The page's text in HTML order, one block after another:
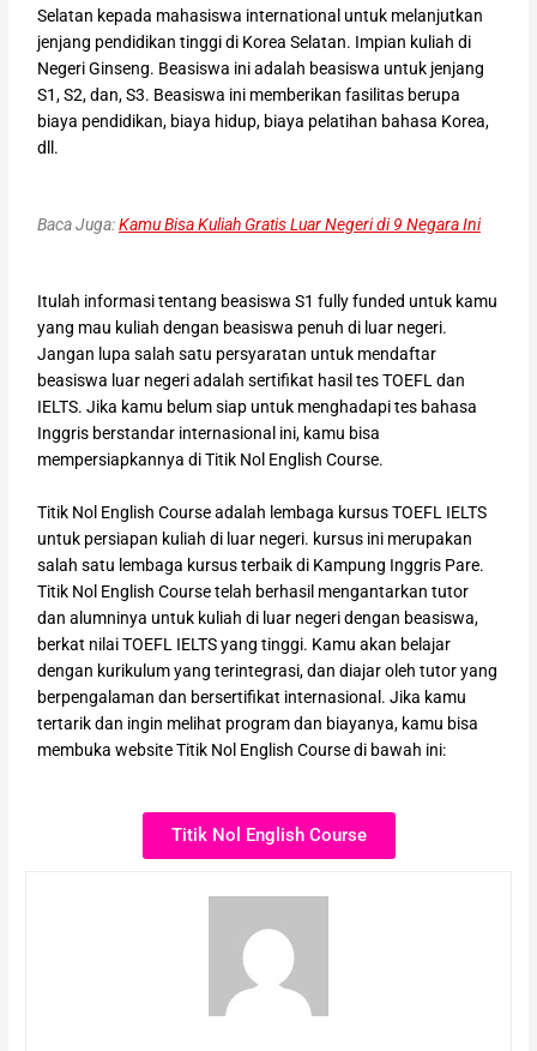
Selatan kepada mahasiswa international untuk melanjutkan
jenjang pendidikan tinggi di Korea Selatan. Impian kuliah di
Negeri Ginseng. Beasiswa ini adalah beasiswa untuk jenjang
S1, S2, dan, S3. Beasiswa ini memberikan fasilitas berupa
biaya pendidikan, biaya hidup, biaya pelatihan bahasa Korea,
dll.
Baca Juga:Kamu Bisa Kuliah Gratis Luar Negeri di 9 Negara Ini
Itulah informasi tentang beasiswa S1 fully funded untuk kamu
yang mau kuliah dengan beasiswa penuh di luar negeri.
Jangan lupa salah satu persyaratan untuk mendaftar
beasiswa luar negeri adalah sertifikat hasil tes TOEFL dan
IELTS. Jika kamu belum siap untuk menghadapi tes bahasa
Inggris berstandar internasional ini, kamu bisa
mempersiapkannya di Titik Nol English Course.
Titik Nol English Course adalah lembaga kursus TOEFL IELTS
untuk persiapan kuliah di luar negeri. kursus ini merupakan
salah satu lembaga kursus terbaik di Kampung Inggris Pare.
Titik Nol English Course telah berhasil mengantarkan tutor
dan alumninya untuk kuliah di luar negeri dengan beasiswa,
berkat nilai TOEFL IELTS yang tinggi. Kamu akan belajar
dengan kurikulum yang terintegrasi, dan diajar oleh tutor yang
berpengalaman dan bersertifikat internasional. Jika kamu
tertarik dan ingin melihat program dan biayanya, kamu bisa
membuka website Titik Nol English Course di bawah ini:
Titik Nol English Course